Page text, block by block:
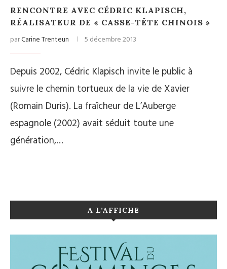
RENCONTRE AVEC CÉDRIC KLAPISCH,
RÉALISATEUR DE « CASSE-TÊTE CHINOIS »
parCarine Trenteun 5 décembre 2013
Depuis 2002, Cédric Klapisch invite le public à
suivre le chemin tortueux de la vie de Xavier
(Romain Duris). La fraîcheur de L’Auberge
espagnole (2002) avait séduit toute une
génération,…
A L’AFFICHE